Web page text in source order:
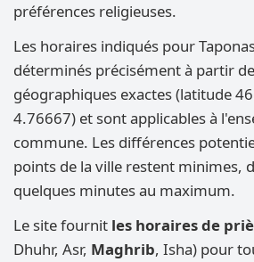
préférences religieuses.
Les horaires indiqués pour
déterminés précisément à partir
géographiques exactes (latitude
4.76667) et sont applicables à
commune. Les différences
points de la ville restent minimes,
quelques minutes au maximum.
Le site fournit les horaires de
Dhuhr, Asr, Maghrib, Isha) pour